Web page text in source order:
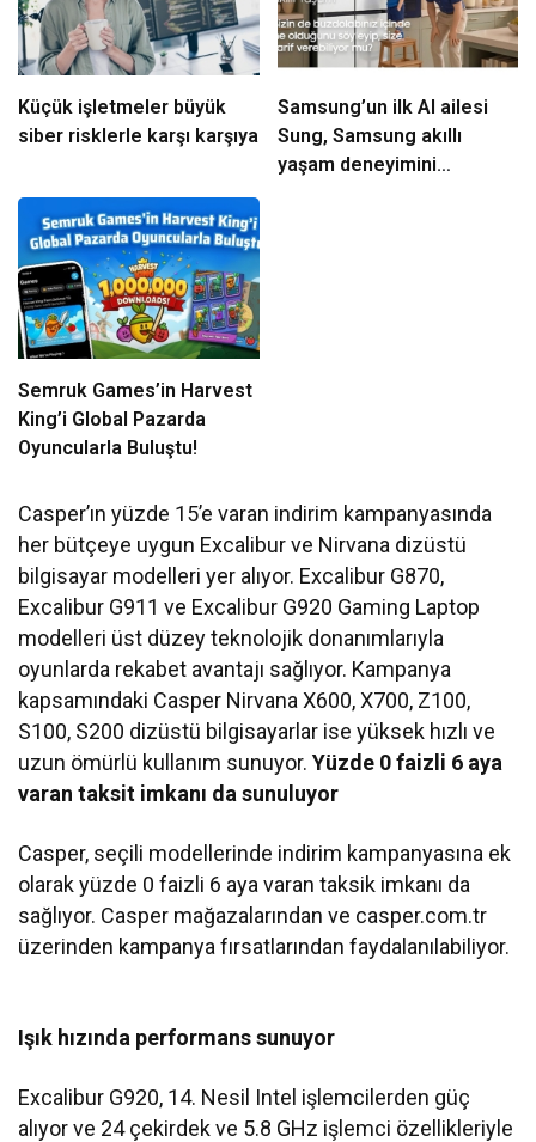
Küçük işletmeler büyük
siber risklerle karşı karşıya
Samsung’un ilk AI ailesi
Sung, Samsung akıllı
yaşam deneyimini
Semruk Games’in Harvest
King’i Global Pazarda
Oyuncularla Buluştu!
Casper’ın yüzde 15’e varan indirim kampanyasında
her bütçeye uygun Excalibur ve Nirvana dizüstü
bilgisayar modelleri yer alıyor. Excalibur G870,
Excalibur G911 ve Excalibur G920 Gaming Laptop
modelleri üst düzey teknolojik donanımlarıyla
oyunlarda rekabet avantajı sağlıyor. Kampanya
kapsamındaki Casper Nirvana X600, X700, Z100,
S100, S200 dizüstü bilgisayarlar ise yüksek hızlı ve
uzun ömürlü kullanım sunuyor.Yüzde 0 faizli 6 aya
varan taksit imkanı da sunuluyor
Casper, seçili modellerinde indirim kampanyasına ek
olarak yüzde 0 faizli 6 aya varan taksik imkanı da
sağlıyor. Casper mağazalarından ve casper.com.tr
üzerinden kampanya fırsatlarından faydalanılabiliyor.
Işık hızında performans sunuyor
Excalibur G920, 14. Nesil Intel işlemcilerden güç
alıyor ve 24 çekirdek ve 5.8 GHz işlemci özellikleriyle